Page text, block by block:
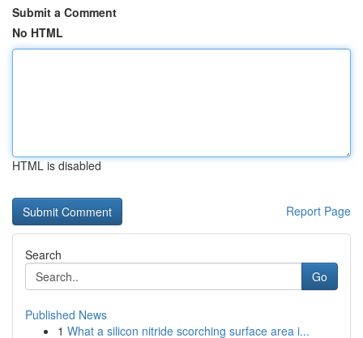
Submit a Comment
No HTML
HTML is disabled
Report Page
Search
Go
Published News
1 What a silicon nitride scorching surface area i...